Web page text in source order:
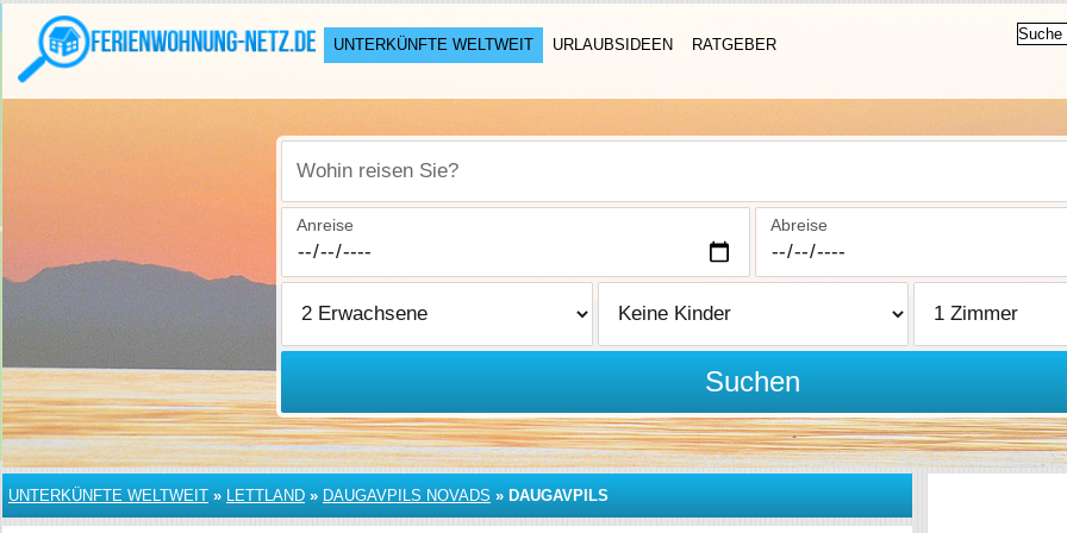
UNTERKÜNFTE WELTWEIT URLAUBSIDEEN RATGEBER
Wohin reisen Sie?
Anreise Abreise
Suchen
UNTERKÜNFTE WELTWEIT » LETTLAND » DAUGAVPILS NOVADS » DAUGAVPILS